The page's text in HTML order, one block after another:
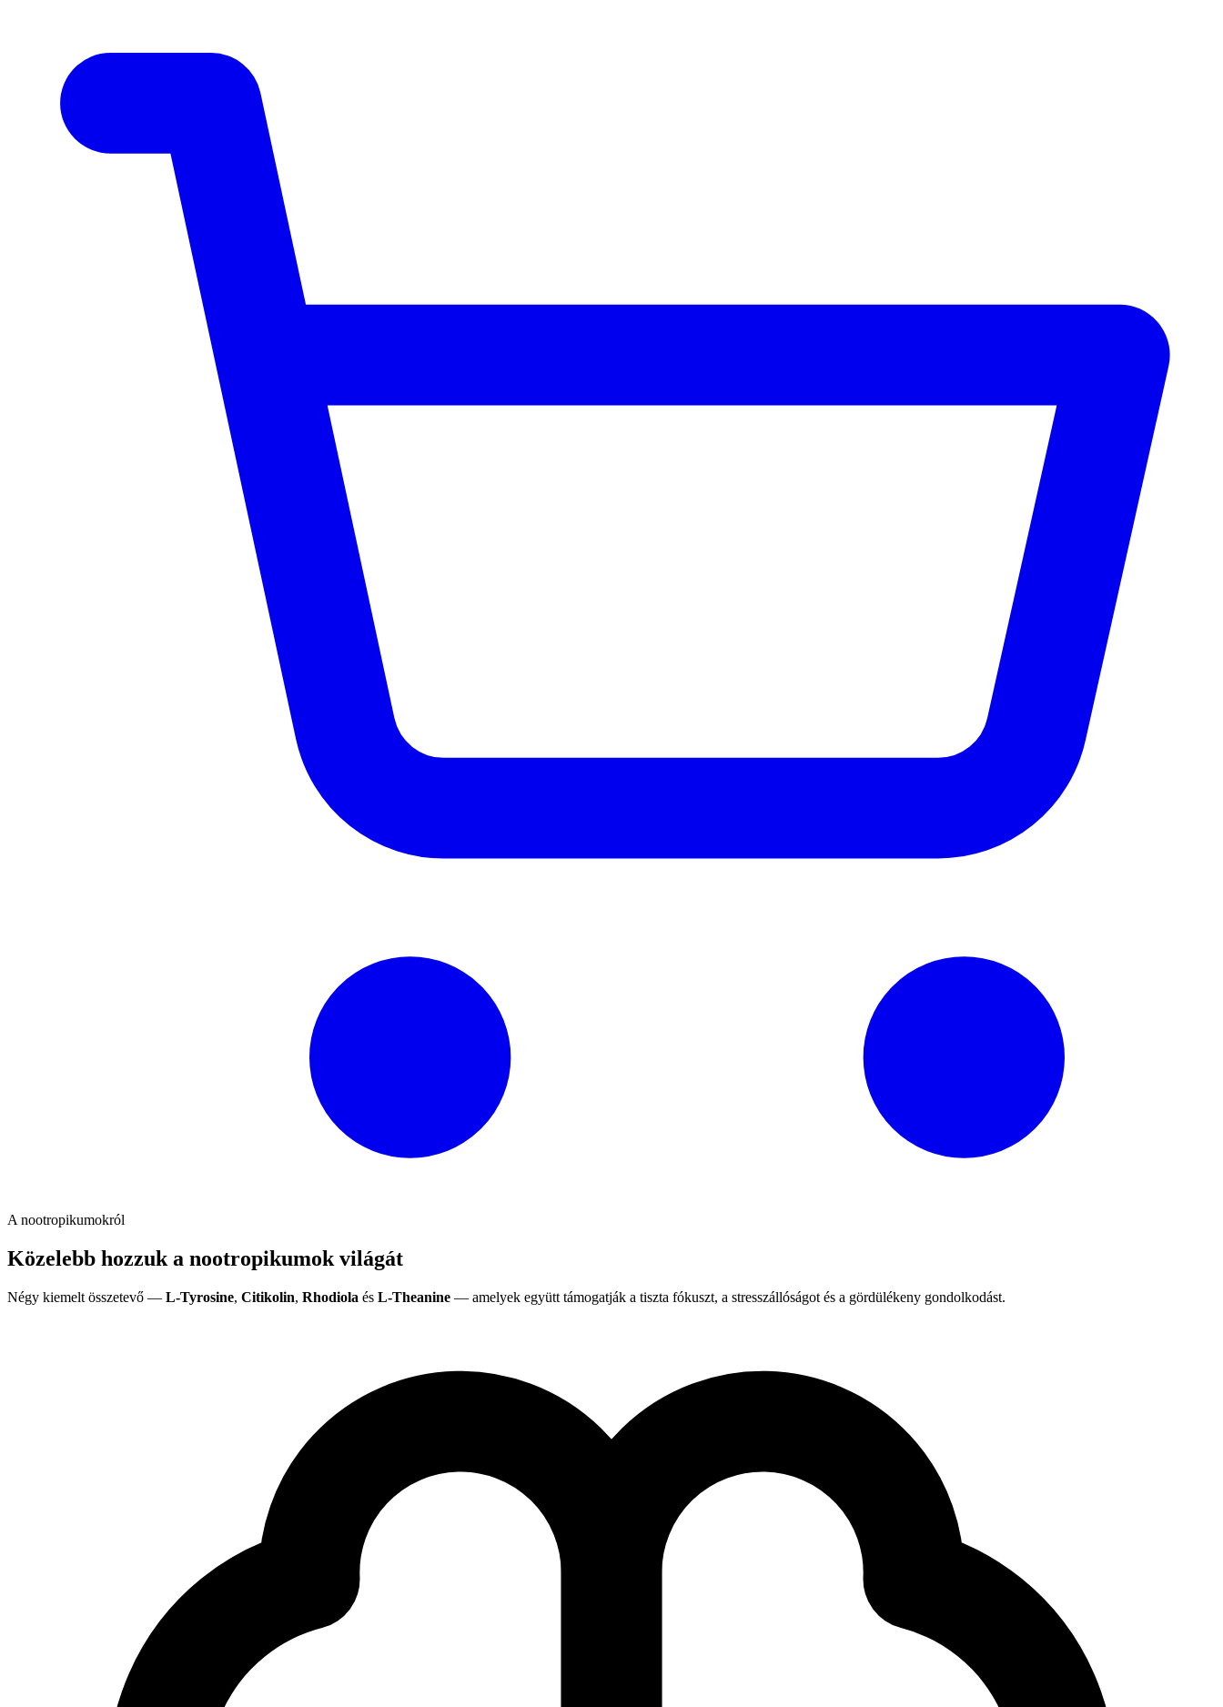
A nootropikumokról
Közelebb hozzuk a nootropikumok világát
Négy kiemelt összetevő — L‑Tyrosine, Citikolin, Rhodiola és L‑Theanine — amelyek együtt támogatják a tiszta fókuszt, a stresszállóságot és a gördülékeny gondolkodást.